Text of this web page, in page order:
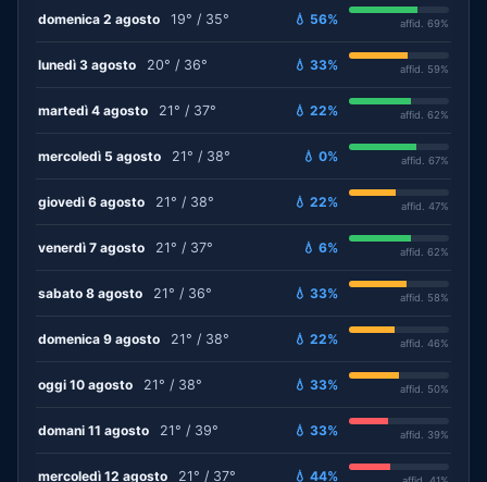
domenica 2 agosto 19° / 35° 💧 56% affid. 69%
lunedì 3 agosto 20° / 36° 💧 33% affid. 59%
martedì 4 agosto 21° / 37° 💧 22% affid. 62%
mercoledì 5 agosto 21° / 38° 💧 0% affid. 67%
giovedì 6 agosto 21° / 38° 💧 22% affid. 47%
venerdì 7 agosto 21° / 37° 💧 6% affid. 62%
sabato 8 agosto 21° / 36° 💧 33% affid. 58%
domenica 9 agosto 21° / 38° 💧 22% affid. 46%
oggi 10 agosto 21° / 38° 💧 33% affid. 50%
domani 11 agosto 21° / 39° 💧 33% affid. 39%
mercoledì 12 agosto 21° / 37° 💧 44%